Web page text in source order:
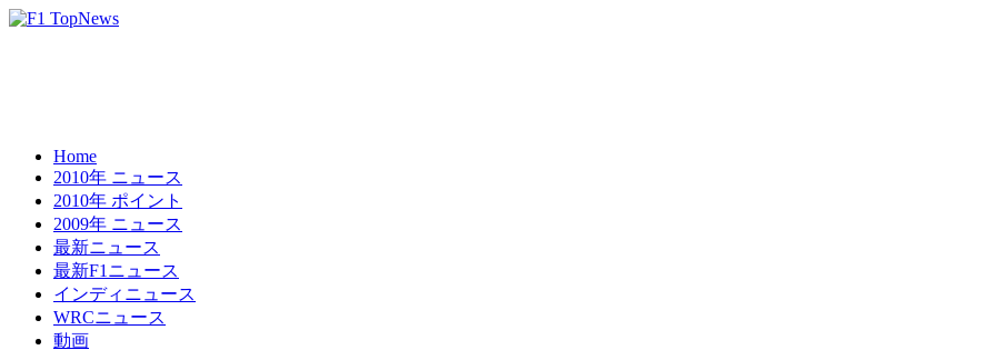
Home
2010年 ニュース
2010年 ポイント
2009年 ニュース
最新ニュース
最新F1ニュース
インディニュース
WRCニュース
動画